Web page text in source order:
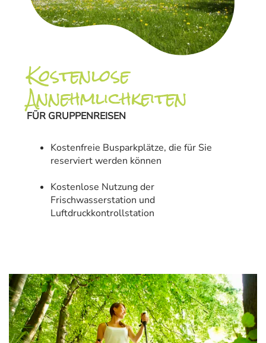
Kostenlose
Annehmlichkeiten
FÜR GRUPPENREISEN
Kostenfreie Busparkplätze, die für Sie
reserviert werden können
Kostenlose Nutzung der
Frischwasserstation und
Luftdruckkontrollstation